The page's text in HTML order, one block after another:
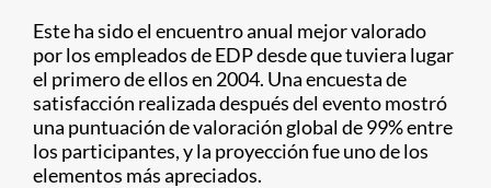
Este ha sido el encuentro anual mejor valorado
por los empleados de EDP desde que tuviera lugar
el primero de ellos en 2004. Una encuesta de
satisfacción realizada después del evento mostró
una puntuación de valoración global de 99% entre
los participantes, y la proyección fue uno de los
elementos más apreciados.